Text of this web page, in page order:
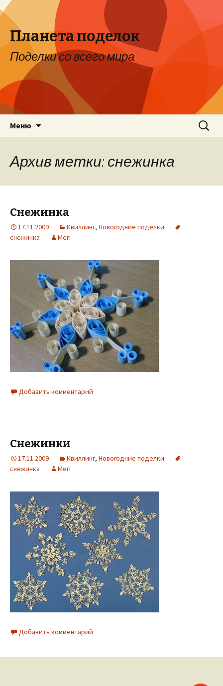
Планета поделок
Поделки со всего мира
Меню Найти:
Архив метки: снежинка
Снежинка
17.11.2009 Квиллинг, Новогодние поделки
снежинка
Meri
Добавить комментарий
Снежинки
17.11.2009 Квиллинг, Новогодние поделки
снежинка
Meri
Добавить комментарий